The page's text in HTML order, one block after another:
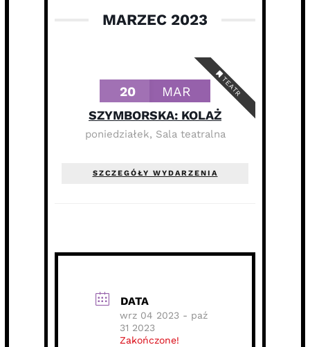
MARZEC 2023
TEATR
20 MAR
SZYMBORSKA: KOLAŻ
poniedziałek, Sala teatralna
SZCZEGÓŁY WYDARZENIA
DATA
wrz 04 2023 - paź
31 2023
Zakończone!